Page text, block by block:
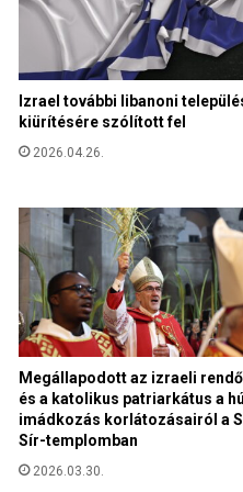
l
g
á
r
t
s
r
ü
l
t
k
i
m
e
n
e
Izrael további libanoni
kiürítésére szólított fel
2026.04.26.
Megállapodott az izraeli
és a katolikus patriarkátus a
imádkozás korlátozásairól a
Sír-templomban
2026.03.30.